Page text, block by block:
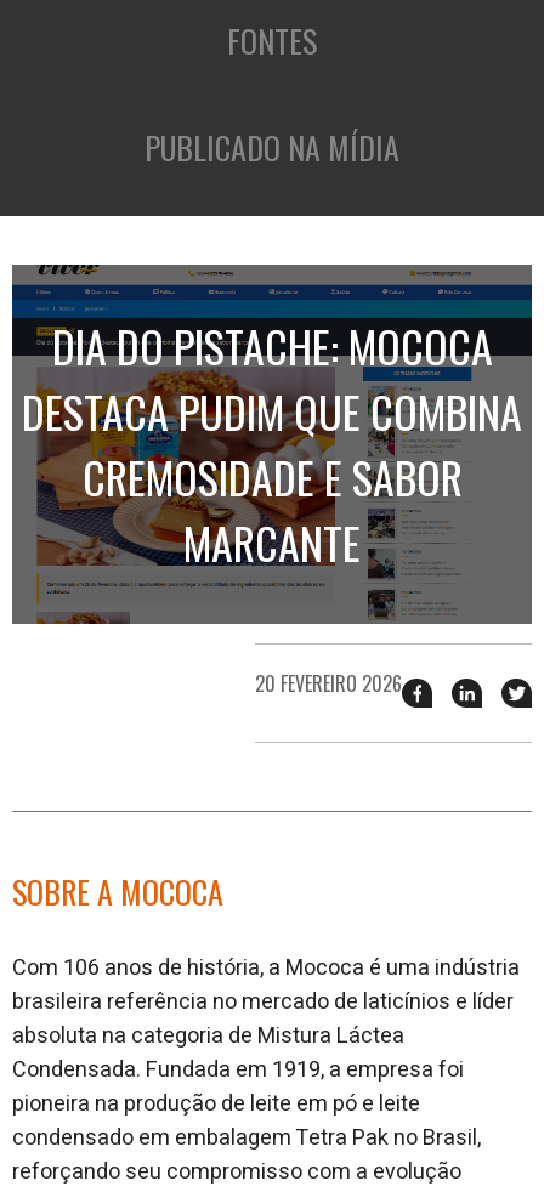
FONTES
PUBLICADO NA MÍDIA
DIA DO PISTACHE: MOCOCA
DESTACA PUDIM QUE COMBINA
CREMOSIDADE E SABOR
MARCANTE
20 FEVEREIRO 2026 Compartilhar
esse
no
esse
no
SOBRE A MOCOCA
Com 106 anos de história, a Mococa é uma indústria
brasileira referência no mercado de laticínios e líder
absoluta na categoria de Mistura Láctea
Condensada. Fundada em 1919, a empresa foi
pioneira na produção de leite em pó e leite
condensado em embalagem Tetra Pak no Brasil,
reforçando seu compromisso com a evolução